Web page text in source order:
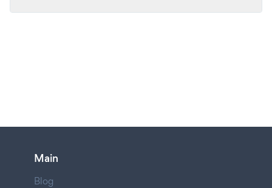
Main
Blog